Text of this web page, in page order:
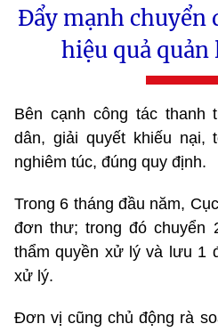
Đẩy mạnh chuyển
hiệu quả quản
Bên cạnh công tác thanh
dân, giải quyết khiếu nại,
nghiêm túc, đúng quy định.
Trong 6 tháng đầu năm,
đơn thư; trong đó chuyển
thẩm quyền xử lý và lưu 1
xử lý.
Đơn vị cũng chủ động rà